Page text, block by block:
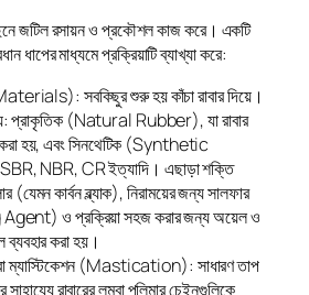
জটিল রসায়ন ও প্রকৌশল কাজ করে। একটি
ধাপের মাধ্যমে প্রক্রিয়াটি ব্যাখ্যা করে:
সবকিছুর শুরু হয় কাঁচা রাবার দিয়ে।
প্রাকৃতিক (Natural Rubber), যা রাবার
হয়, এবং সিনথেটিক (Synthetic
NBR, CR ইত্যাদি। এছাড়া শক্তি
(যেমন কার্বন ব্ল্যাক), নিরাময়ের জন্য সালফার
ও প্রক্রিয়া সহজ করার জন্য অয়েল ও
করা হয়।
ম্যাস্টিকেশন (Mastication): সাধারণ তাপ
সাহায্যে রাবারের লম্বা পলিমার চেইনগুলিকে